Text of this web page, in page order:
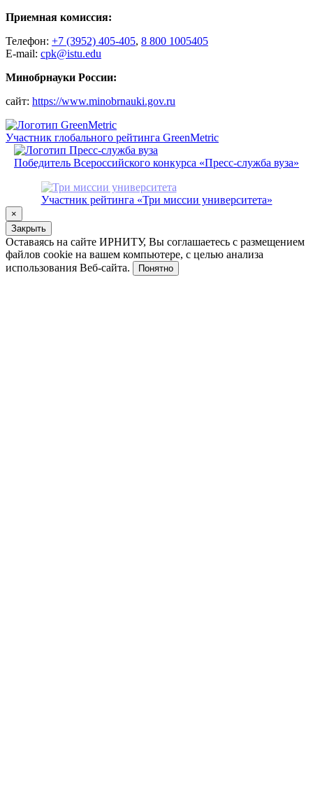
Приемная комиссия:
Телефон: +7 (3952) 405-405, 8 800 1005405
E-mail: cpk@istu.edu
Минобрнауки России:
сайт: https://www.minobrnauki.gov.ru
Участник глобального рейтинга GreenMetric
Победитель Всероссийского конкурса «Пресс-служба вуза»
Участник рейтинга «Три миссии университета»
×
Закрыть
Оставаясь на сайте ИРНИТУ, Вы соглашаетесь с размещением
файлов cookie на вашем компьютере, с целью анализа
использования Веб-сайта.
Понятно